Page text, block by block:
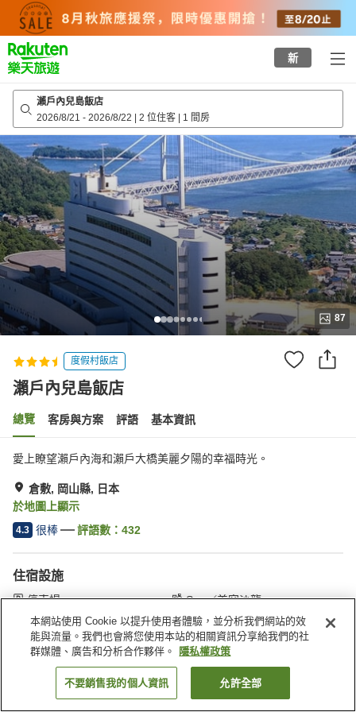
top
page
新
瀨戶內兒島飯店
2026/8/21 - 2026/8/22 | 2 位住客 | 1 間房
87
度假村飯店
瀨戶內兒島飯店
總覽 客房與方案 評語 基本資訊
愛上瞭望瀨戶內海和瀨戶大橋美麗夕陽的幸福時光。
倉敷, 岡山縣, 日本
於地圖上顯示
4.3 很棒 評語數： 432
住宿設施
停車場
Spa／美容沙龍
餐廳
休息室
首頁 日本 岡山縣 倉敷 瀨戶內兒島飯店
找客房
本網站使用 Cookie 以提升使用者體驗，並分析我們網站的效
能與流量。我們也會將您使用本站的相關資訊分享給我們的社
群媒體、廣告和分析合作夥伴。
隱私權政策
不要銷售我的個人資訊 允許全部